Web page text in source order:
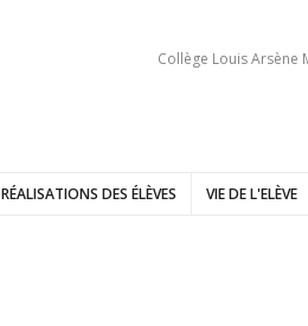
Collège Louis Arsène
RÉALISATIONS DES ÉLÈVES VIE DE L'ELÈVE